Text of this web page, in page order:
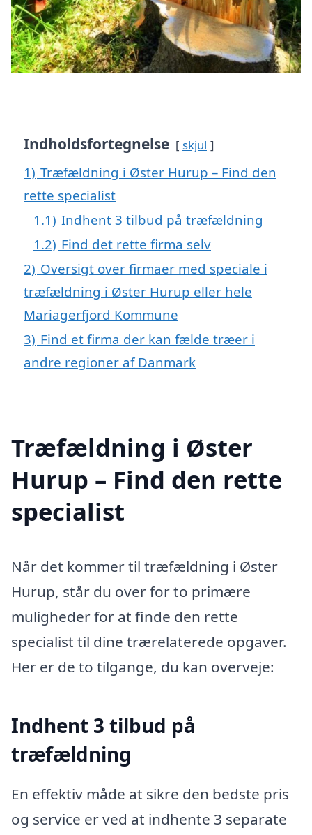
Indholdsfortegnelse skjul
1) Træfældning i Øster Hurup – Find den
rette specialist
1.1) Indhent 3 tilbud på træfældning
1.2) Find det rette firma selv
2) Oversigt over firmaer med speciale i
træfældning i Øster Hurup eller hele
Mariagerfjord Kommune
3) Find et firma der kan fælde træer i
andre regioner af Danmark
Træfældning i Øster
Hurup – Find den rette
specialist
Når det kommer til træfældning i Øster
Hurup, står du over for to primære
muligheder for at finde den rette
specialist til dine trærelaterede opgaver.
Her er de to tilgange, du kan overveje:
Indhent 3 tilbud på
træfældning
En effektiv måde at sikre den bedste pris
og service er ved at indhente 3 separate